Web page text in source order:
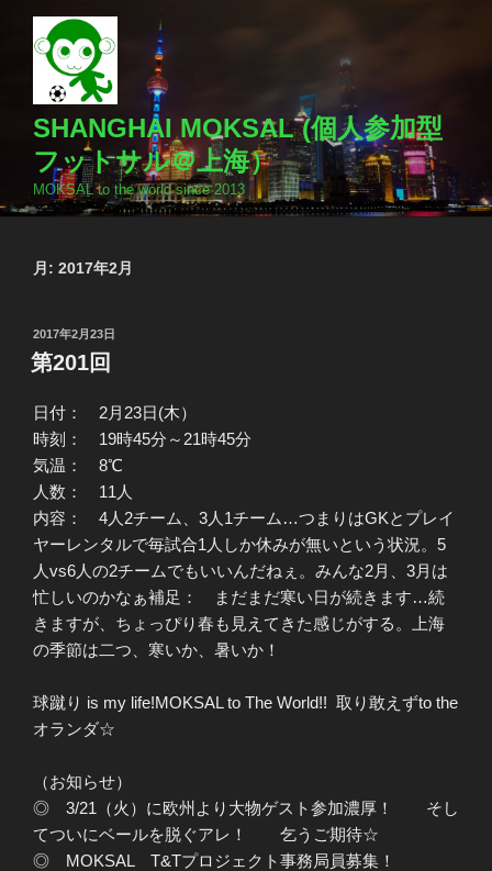
ッ
SHANGHAI MOKSAL (個人参加型
フットサル＠上海）
MOKSAL to the world since 2013
月: 2017年2月
投
稿
日:
2017年2月23日
第201回
日付： 2月23日(木）
時刻： 19時45分～21時45分
気温： 8℃
人数： 11人
内容： 4人2チーム、3人1チーム…つまりはGKとプレイ
ヤーレンタルで毎試合1人しか休みが無いという状況。5
人vs6人の2チームでもいいんだねぇ。みんな2月、3月は
忙しいのかなぁ補足： まだまだ寒い日が続きます…続
きますが、ちょっぴり春も見えてきた感じがする。上海
の季節は二つ、寒いか、暑いか！
球蹴り is my life!MOKSAL to The World!! 取り敢えずto the
オランダ☆
（お知らせ）
◎ 3/21（火）に欧州より大物ゲスト参加濃厚！ そし
てついにベールを脱ぐアレ！ 乞うご期待☆
◎ MOKSAL T&Tプロジェクト事務局員募集！